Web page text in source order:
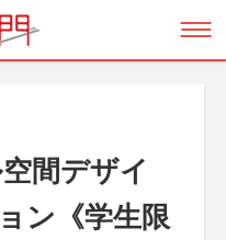
間デザイ
ン《学生限